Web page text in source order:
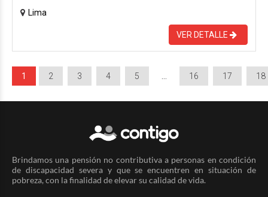
Lima
VER DETALLE
1 2 3 4 5 16 17 18
Brindamos una pensión no contributiva a personas en condición
de discapacidad severa y que se encuentren en situación de
pobreza, con la finalidad de elevar su calidad de vida.